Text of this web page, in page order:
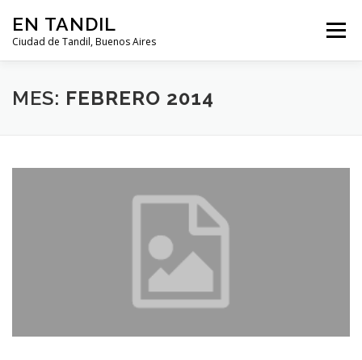
EN TANDIL
Ciudad de Tandil, Buenos Aires
Menú
INFORMACIÓN HISTORIA
MES: FEBRERO 2014